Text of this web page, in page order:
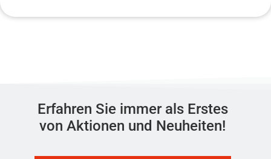
Erfahren Sie immer als Erstes
von Aktionen und Neuheiten!